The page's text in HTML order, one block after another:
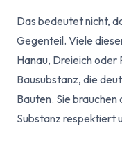
Das bedeutet nicht,
Gegenteil. Viele
Hanau, Dreieich oder
Bausubstanz, die
Bauten. Sie brauchen
Substanz respektiert